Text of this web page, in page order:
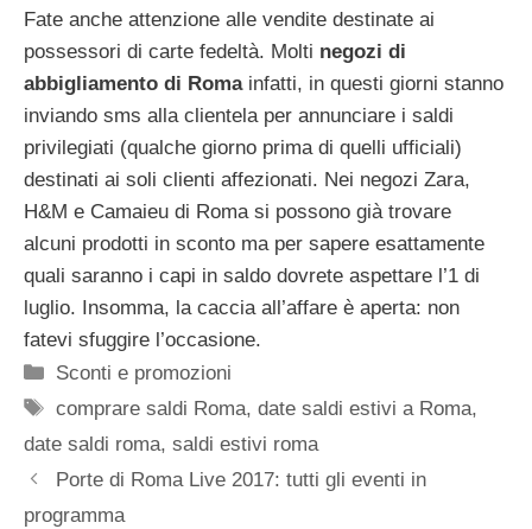
Fate anche attenzione alle vendite destinate ai
possessori di carte fedeltà. Molti negozi di
abbigliamento di Romainfatti, in questi giorni stanno
inviando sms alla clientela per annunciare i saldi
privilegiati (qualche giorno prima di quelli ufficiali)
destinati ai soli clienti affezionati. Nei negozi Zara,
H&M e Camaieu di Roma si possono già trovare
alcuni prodotti in sconto ma per sapere esattamente
quali saranno i capi in saldo dovrete aspettare l’1 di
luglio. Insomma, la caccia all’affare è aperta: non
fatevi sfuggire l’occasione.
Categorie
Sconti e promozioni
Tag
comprare saldi Roma,date saldi estivi a Roma,
date saldi roma, saldi estivi roma
Porte di Roma Live 2017: tutti gli eventi in
programma